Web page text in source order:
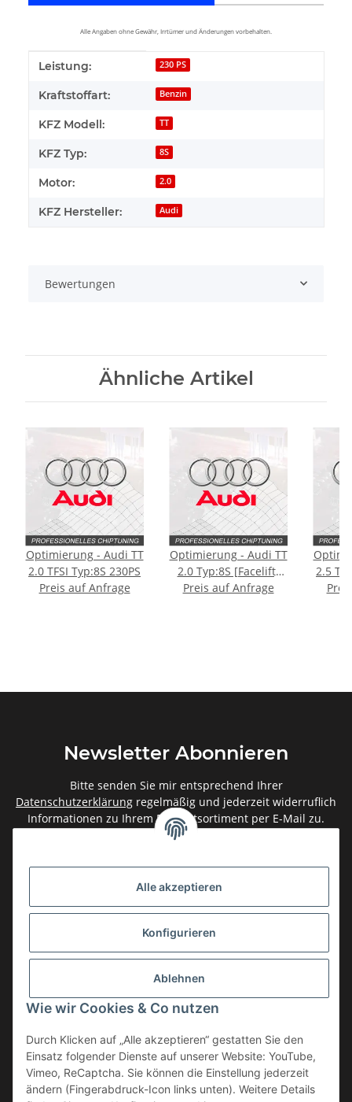
Alle akzeptieren
Konfigurieren
Ablehnen
Wie wir Cookies & Co nutzen
Durch Klicken auf „Alle akzeptieren“ gestatten Sie den
Einsatz folgender Dienste auf unserer Website: YouTube,
Vimeo, ReCaptcha. Sie können die Einstellung jederzeit
ändern (Fingerabdruck-Icon links unten). Weitere Details
Alle Angaben ohne Gewähr, Irrtümer und Änderungen vorbehalten.
Produkteigenschaft
Wert
Leistung: 230 PS
Kraftstoffart: Benzin
KFZ Modell: TT
KFZ Typ: 8S
Motor: 2.0
KFZ Hersteller: Audi
Bewertungen
Ähnliche Artikel
Optimierung - Audi TT
2.0 TFSI Typ:8S 230PS
Preis auf Anfrage
Optimierung - Audi TT
2.0 Typ:8S [Facelift]
245PS
Preis auf Anfrage
2.5
Newsletter Abonnieren
Bitte senden Sie mir entsprechend Ihrer
Datenschutzerklärung regelmäßig und jederzeit widerruflich
Informationen zu Ihrem Produktsortiment per E-Mail zu.
Gesetzliche Informationen
Informationen
Service
Vertrag widerrufen
* Alle Preise inkl. gesetzlicher USt., zzgl.Versand